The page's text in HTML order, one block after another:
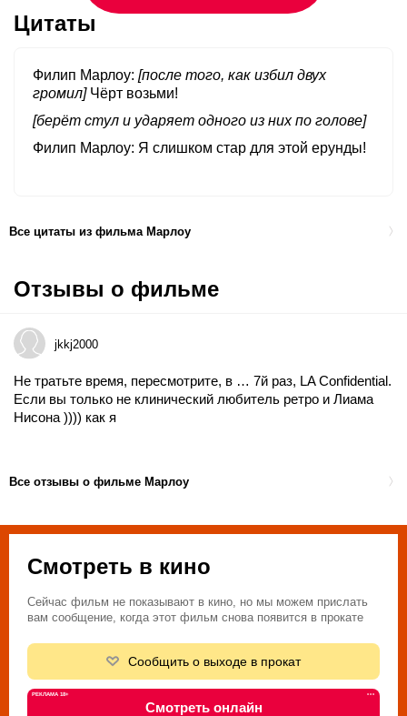
Цитаты
Филип Марлоу [после того, как избил двух
громил] Чёрт возьми!
[берёт стул и ударяет одного из них по голове]
Филип Марлоу Я слишком стар для этой ерунды!
Все цитаты из фильма Марлоу
Отзывы о фильме
jkkj2000
Не тратьте время, пересмотрите, в … 7й раз, LA Confidential.
Если вы только не клинический любитель ретро и Лиама
Нисона )))) как я
Все отзывы о фильме Марлоу
Смотреть в кино
Сейчас фильм не показывают в кино, но мы можем прислать
вам сообщение, когда этот фильм снова появится в прокате
Сообщить о выходе в прокат
РЕКЛАМА 18+ •••
Смотреть онлайн